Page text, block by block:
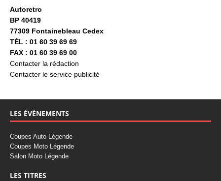
Autoretro
BP 40419
77309 Fontainebleau Cedex
TÉL : 01 60 39 69 69
FAX : 01 60 39 69 00
Contacter la rédaction
Contacter le service publicité
LES ÉVÉNEMENTS
Coupes Auto Légende
Coupes Moto Légende
Salon Moto Légende
LES TITRES